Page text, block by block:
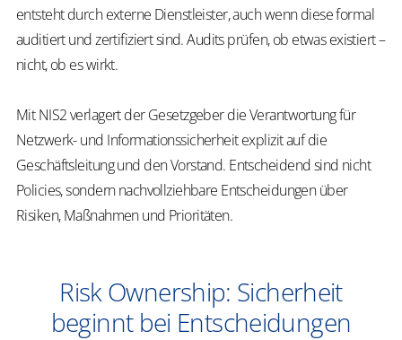
entsteht durch externe Dienstleister, auch wenn diese formal
auditiert und zertifiziert sind. Audits prüfen, ob etwas existiert –
nicht, ob es wirkt.
Mit NIS2 verlagert der Gesetzgeber die Verantwortungfür
Netzwerk- und Informationssicherheitexplizit auf die
Geschäftsleitung und den Vorstand. Entscheidend sind nicht
Policies, sondern nachvollziehbare Entscheidungen über
Risiken, Maßnahmen und Prioritäten.
Risk Ownership: Sicherheit
beginnt bei Entscheidungen